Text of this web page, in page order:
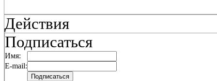
Действия
Подписаться
Имя:
E-mail: